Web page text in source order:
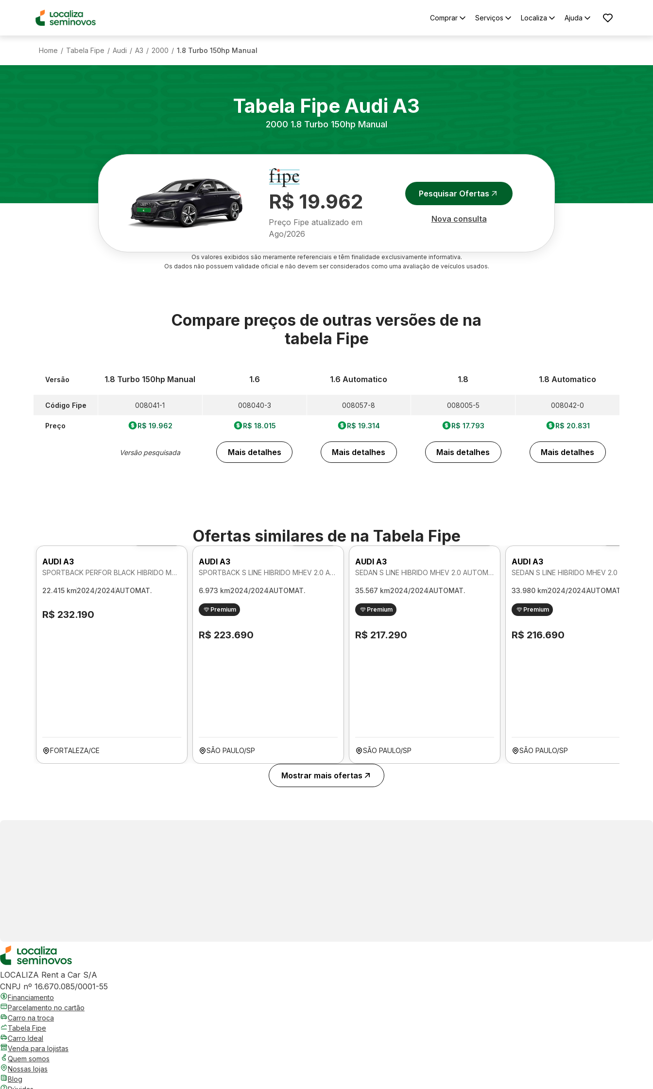
Comprar Serviços Localiza Ajuda
Home / Tabela Fipe / Audi / A3 / 2000 / 1.8 Turbo 150hp Manual
Tabela Fipe Audi A3
2000 1.8 Turbo 150hp Manual
R$ 19.962
Preço Fipe atualizado em
Ago/2026
Pesquisar Ofertas
Nova consulta
Os valores exibidos são meramente referenciais e têm finalidade exclusivamente informativa.
Os dados não possuem validade oficial e não devem ser considerados como uma avaliação de veículos usados.
Compare preços de outras versões de na
tabela Fipe
Versão
Código Fipe
Preço
1.8 Turbo 150hp Manual
008041-1
R$ 19.962
Versão pesquisada
1.6
008040-3
R$ 18.015
Mais detalhes
1.6 Automatico
008057-8
R$ 19.314
Mais detalhes
1.8
008005-5
R$ 17.793
Mais detalhes
1.8 Automatico
008042-0
R$ 20.831
Mais detalhes
Ofertas similares de na Tabela Fipe
AUDI A3
SPORTBACK PERFOR BLACK HIBRIDO MHEV 2.0 AUTOMATICO
22.415 km2024/2024AUTOMAT.
R$ 232.190
FORTALEZA/CE
Foto 360º
AUDI A3
SPORTBACK S LINE HIBRIDO MHEV 2.0 AUTOMATICO
6.973 km2024/2024AUTOMAT.
Premium
R$ 223.690
SÃO PAULO/SP
Foto 360º
AUDI A3
SEDAN S LINE HIBRIDO MHEV 2.0 AUTOMATICO
35.567 km2024/2024AUTOMAT.
Premium
R$ 217.290
SÃO PAULO/SP
AUDI A3
33.980 km2024/2024AUTOMAT.
Premium
R$ 216.690
SÃO PAULO/SP
Mostrar mais ofertas
LOCALIZA Rent a Car S/A
CNPJ nº 16.670.085/0001-55
Financiamento
Parcelamento no cartão
Carro na troca
Tabela Fipe
Carro Ideal
Venda para lojistas
Quem somos
Nossas lojas
Blog